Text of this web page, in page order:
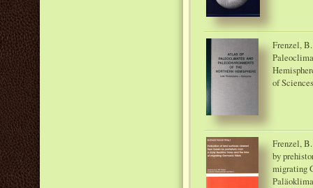
Frenzel,
of
Frenzel,
by
migrating